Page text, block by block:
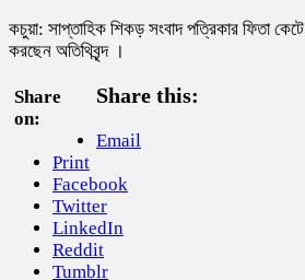
কচুয়া: সাপ্তাহিক শিকড় সংবাদ পত্রিকার ফিতা
করছেন অতিথিবৃন্দ ।
Share
on:
Share this:
Email
Print
Facebook
Twitter
LinkedIn
Reddit
Tumblr